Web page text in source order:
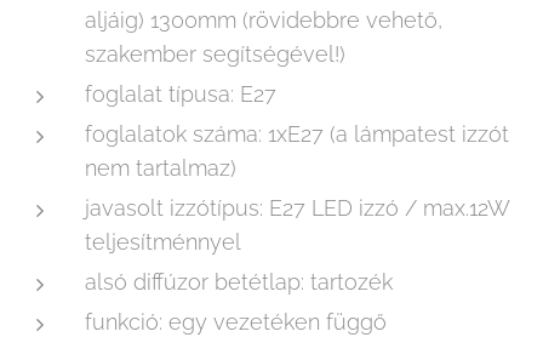
aljáig) 1300mm (rövidebbre vehető,
szakember segítségével!)
foglalat típusa: E27
foglalatok száma: 1xE27 (a lámpatest izzót
nem tartalmaz)
javasolt izzótípus: E27 LED izzó / max.12W
teljesítménnyel
alsó diffúzor betétlap: tartozék
funkció: egy vezetéken függő